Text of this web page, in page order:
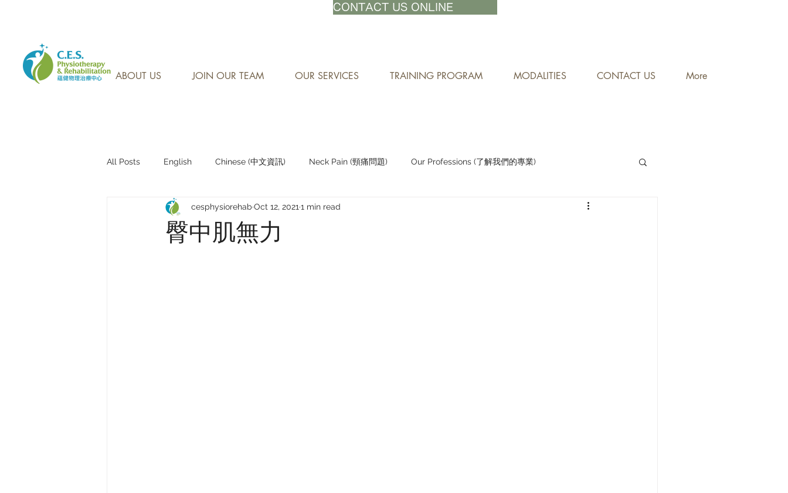
CONTACT US ONLINE
ABOUT US JOIN OUR TEAM OUR SERVICES TRAINING PROGRAM MODALITIES CONTACT US More
All Posts English Chinese (中文資訊) Neck Pain (頸痛問題) Our Professions (了解我們的專業)
Research Sharing (研究文獻分享) Staying Active (保持活躍)
臀中肌無力
cesphysiorehab Oct 12, 2021 1 min read